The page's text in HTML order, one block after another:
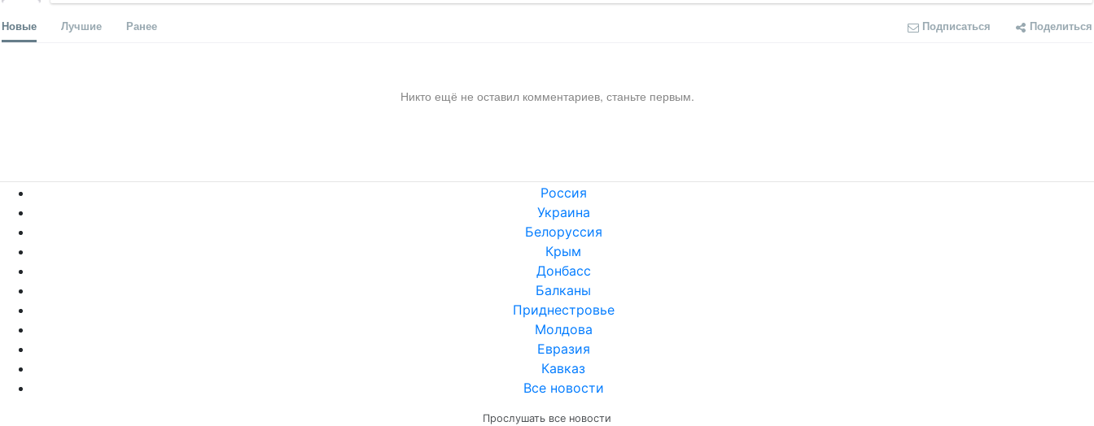
Новые Лучшие Ранее Подписаться Поделиться
Никто ещё не оставил комментариев, станьте первым.
Россия
Украина
Белоруссия
Крым
Донбасс
Балканы
Приднестровье
Молдова
Евразия
Кавказ
Все новости
Прослушать все новости